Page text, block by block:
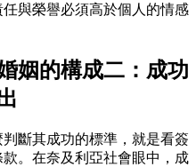
與榮譽必須高於個人的情感
姻的構成二：成功
斷其成功的標準，就是看簽
。在奈及利亞社會眼中，成